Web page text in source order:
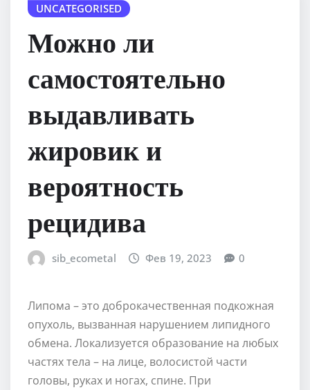
UNCATEGORISED
Можно ли
самостоятельно
выдавливать
жировик и
вероятность
рецидива
sib_ecometal Фев 19, 2023 0
Липома – это доброкачественная подкожная
опухоль, вызванная нарушением липидного
обмена. Локализуется образование на любых
частях тела – на лице, волосистой части
головы, руках и ногах, спине. При